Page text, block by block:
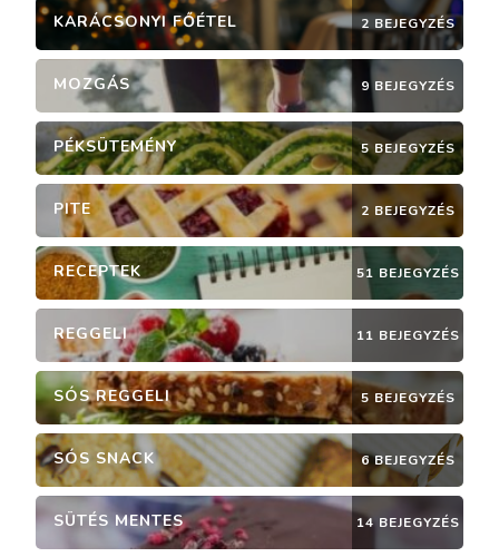
KARÁCSONYI FŐÉTEL 2 BEJEGYZÉS
MOZGÁS 9 BEJEGYZÉS
PÉKSÜTEMÉNY 5 BEJEGYZÉS
PITE 2 BEJEGYZÉS
RECEPTEK 51 BEJEGYZÉS
REGGELI 11 BEJEGYZÉS
SÓS REGGELI 5 BEJEGYZÉS
SÓS SNACK 6 BEJEGYZÉS
SÜTÉS MENTES 14 BEJEGYZÉS